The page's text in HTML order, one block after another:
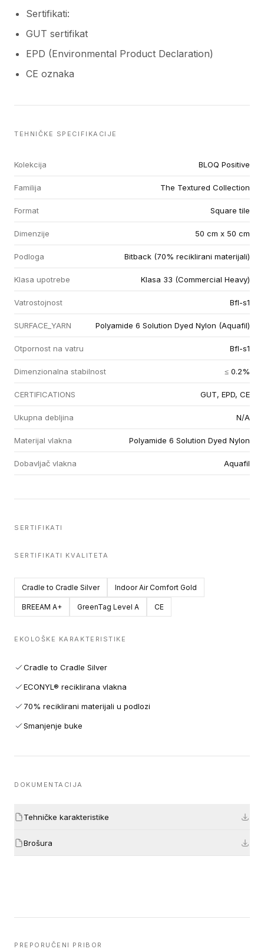
Sertifikati:
GUT sertifikat
EPD (Environmental Product Declaration)
CE oznaka
TEHNIČKE SPECIFIKACIJE
Kolekcija BLOQ Positive
Familija The Textured Collection
Format Square tile
Dimenzije 50 cm x 50 cm
Podloga Bitback (70% reciklirani materijali)
Klasa upotrebe Klasa 33 (Commercial Heavy)
Vatrostojnost Bfl-s1
SURFACE_YARN Polyamide 6 Solution Dyed Nylon (Aquafil)
Otpornost na vatru Bfl-s1
Dimenzionalna stabilnost ≤ 0.2%
CERTIFICATIONS GUT, EPD, CE
Ukupna debljina N/A
Materijal vlakna Polyamide 6 Solution Dyed Nylon
Dobavljač vlakna Aquafil
SERTIFIKATI
SERTIFIKATI KVALITETA
Cradle to Cradle Silver Indoor Air Comfort Gold
BREEAM A+ GreenTag Level A CE
EKOLOŠKE KARAKTERISTIKE
Cradle to Cradle Silver
ECONYL® reciklirana vlakna
70% reciklirani materijali u podlozi
Smanjenje buke
DOKUMENTACIJA
Tehničke karakteristike
Brošura
PREPORUČENI PRIBOR